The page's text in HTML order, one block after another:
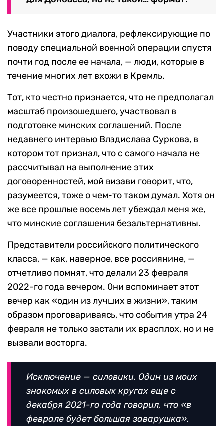
Участники этого диалога, рефлексирующие по
поводу специальной военной операции спустя
почти год после ее начала, — люди, которые в
течение многих лет вхожи в Кремль.
Тот, кто честно признается, что не предполагал
масштаб произошедшего, участвовал в
подготовке минских соглашений. После
недавнего интервью Владислава Суркова, в
котором тот признал, что с самого начала не
рассчитывал на выполнение этих
договоренностей, мой визави говорит, что,
разумеется, тоже о чем-то таком думал. Хотя он
же все прошлые восемь лет убеждал меня же,
что минские соглашения безальтернативны.
Представители российского политического
класса, — как, наверное, все россиянине, —
отчетливо помнят, что делали 23 февраля
2022-го года вечером. Они вспоминает этот
вечер как «один из лучших в жизни», таким
образом проговариваясь, что события утра 24
февраля не только застали их врасплох, но и не
вызвали восторга.
Исключение — силовики. Один из моих
знакомых в силовых кругах еще с
декабря 2021-го года говорил, что «в
феврале будет большая заварушка».